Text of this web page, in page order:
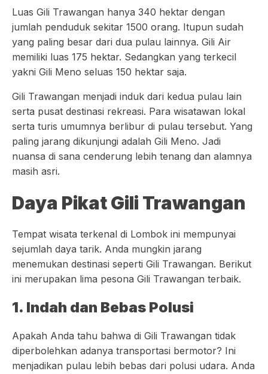
Luas Gili Trawangan hanya 340 hektar dengan
jumlah penduduk sekitar 1500 orang. Itupun sudah
yang paling besar dari dua pulau lainnya. Gili Air
memiliki luas 175 hektar. Sedangkan yang terkecil
yakni Gili Meno seluas 150 hektar saja.
Gili Trawangan menjadi induk dari kedua pulau lain
serta pusat destinasi rekreasi. Para wisatawan lokal
serta turis umumnya berlibur di pulau tersebut. Yang
paling jarang dikunjungi adalah Gili Meno. Jadi
nuansa di sana cenderung lebih tenang dan alamnya
masih asri.
Daya Pikat Gili Trawangan
Tempat wisata terkenal di Lombok ini mempunyai
sejumlah daya tarik. Anda mungkin jarang
menemukan destinasi seperti Gili Trawangan. Berikut
ini merupakan lima pesona Gili Trawangan terbaik.
1. Indah dan Bebas Polusi
Apakah Anda tahu bahwa di Gili Trawangan tidak
diperbolehkan adanya transportasi bermotor? Ini
menjadikan pulau lebih bebas dari polusi udara. Anda